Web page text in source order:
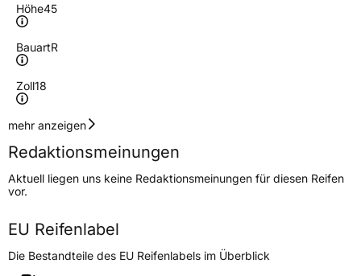
Höhe45
BauartR
Zoll18
Geschwindigkeitsindex
Höchstgeschwindigkeit
270 km/h
Lastindex95
Höchstlast690 kg
Generelle Merkmale
mehr anzeigen
Redaktionsmeinungen
Aktuell liegen uns keine Redaktionsmeinungen für diesen Reifen
vor.
EU Reifenlabel
Die Bestandteile des EU Reifenlabels im Überblick